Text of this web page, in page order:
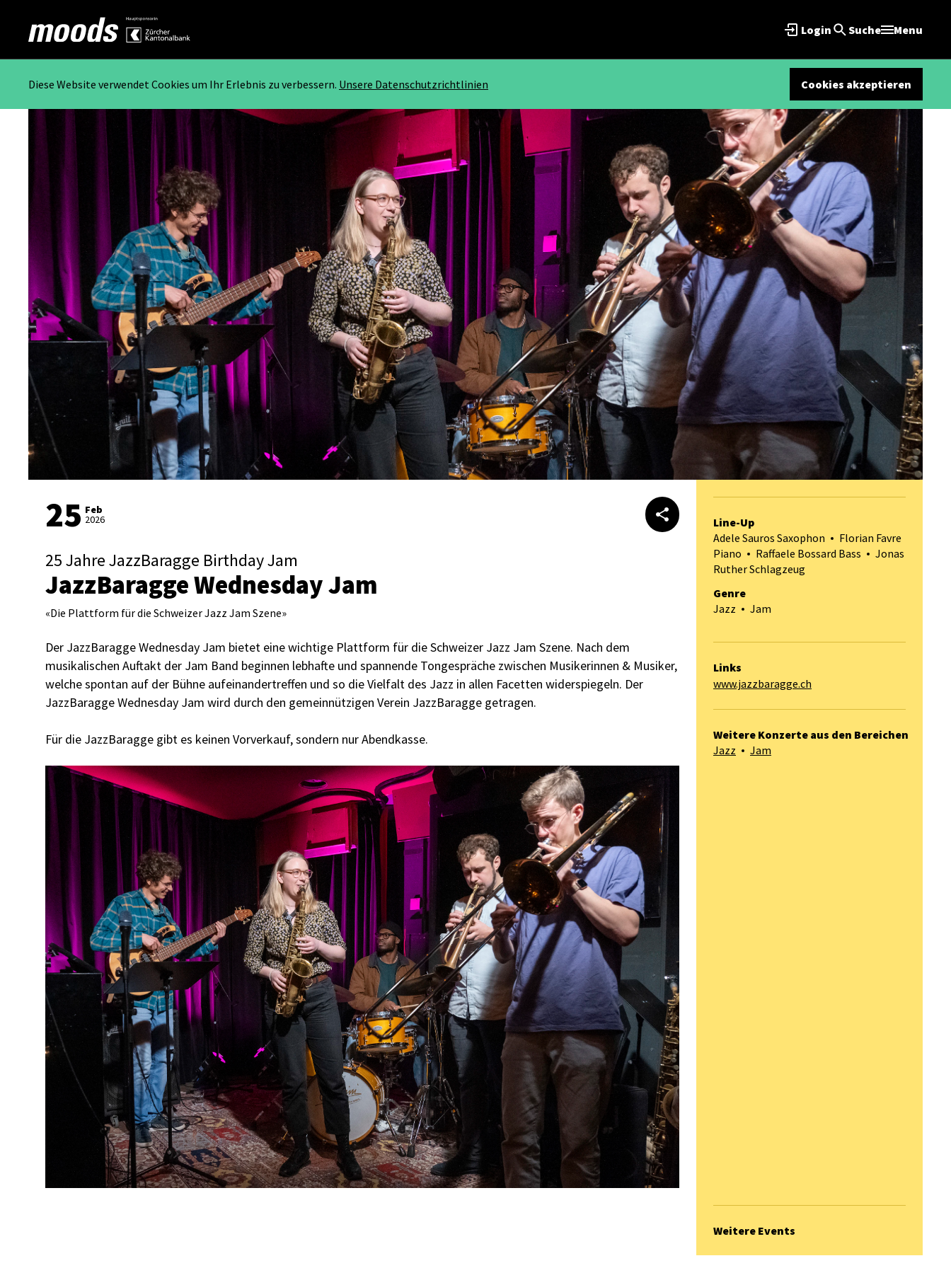
Login Suche Menu
Diese Website verwendet Cookies um Ihr Erlebnis zu verbessern. Unsere Datenschutzrichtlinien Cookies akzeptieren
25 Feb
2026
25 Jahre JazzBaragge Birthday Jam
JazzBaragge Wednesday Jam
«Die Plattform für die Schweizer Jazz Jam Szene»
Der JazzBaragge Wednesday Jam bietet eine wichtige Plattform für die Schweizer Jazz Jam Szene. Nach dem
musikalischen Auftakt der Jam Band beginnen lebhafte und spannende Tongespräche zwischen Musikerinnen & Musiker,
welche spontan auf der Bühne aufeinandertreffen und so die Vielfalt des Jazz in allen Facetten widerspiegeln. Der
JazzBaragge Wednesday Jam wird durch den gemeinnützigen Verein JazzBaragge getragen.
Für die JazzBaragge gibt es keinen Vorverkauf, sondern nur Abendkasse.
Line-Up
Adele Sauros Saxophon
Florian Favre
Piano
Raffaele Bossard Bass
Jonas
Ruther Schlagzeug
Genre
Jazz
Jam
Links
www.jazzbaragge.ch
Weitere Konzerte aus den Bereichen
Jazz
Jam
Weitere Events